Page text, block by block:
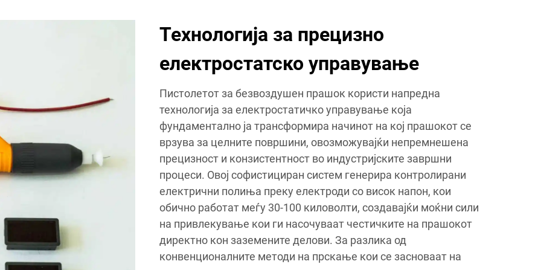
Технологија за прецизно
електростатско управување
Пистолетот за безвоздушен прашок користи напредна
технологија за електростатичко управување која
фундаментално ја трансформира начинот на кој прашокот се
врзува за целните површини, овозможувајќи непремнешена
прецизност и конзистентност во индустријските завршни
процеси. Овој софистициран систем генерира контролирани
електрични полиња преку електроди со висок напон, кои
обично работат меѓу 30-100 киловолти, создавајќи моќни сили
на привлекување кои ги насочуваат честичките на прашокот
директно кон заземените делови. За разлика од
конвенционалните методи на прскање кои се засноваат на